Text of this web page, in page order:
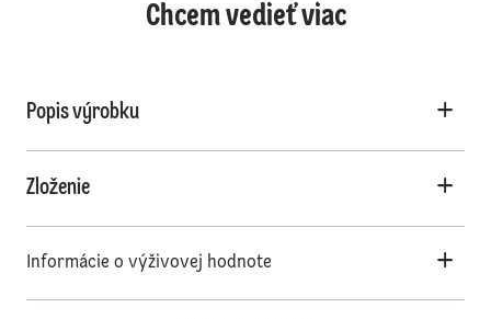
Chcem vedieť viac
Popis výrobku
Zloženie
Informácie o výživovej hodnote